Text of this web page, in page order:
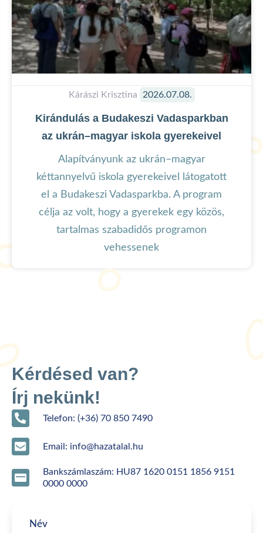
Kirándulás a Budakeszi Vadasparkban
az ukrán–magyar iskola gyerekeivel
Alapítványunk az ukrán–magyar
kéttannyelvű iskola gyerekeivel látogatott
el a Budakeszi Vadasparkba. A program
célja az volt, hogy a gyerekek egy közös,
tartalmas szabadidős programon
vehessenek
Kárászi Krisztina 2026.07.08.
Kérdésed van?
Írj nekünk!
Telefon: (+36) 70 850 7490
Email: info@hazatalal.hu
Bankszámlaszám: HU87 1620 0151 1856 9151
0000 0000
Név